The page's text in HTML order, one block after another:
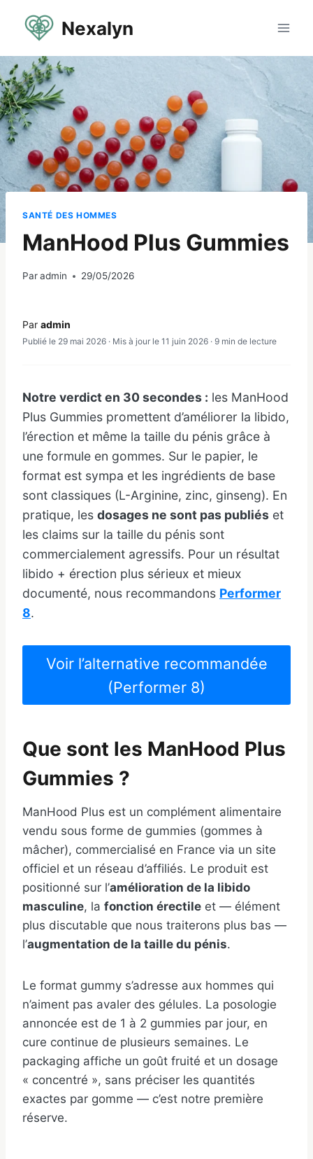
Nexalyn
SANTÉ DES HOMMES
ManHood Plus Gummies
Paradmin 29/05/2026
Par admin
Publié le 29 mai 2026 · Mis à jour le 11 juin 2026 · 9 min de lecture
Notre verdict en 30 secondes : les ManHood
Plus Gummies promettent d’améliorer la libido,
l’érection et même la taille du pénis grâce à
une formule en gommes. Sur le papier, le
format est sympa et les ingrédients de base
sont classiques (L-Arginine, zinc, ginseng). En
pratique, les dosages ne sont pas publiés et
les claims sur la taille du pénis sont
commercialement agressifs. Pour un résultat
libido + érection plus sérieux et mieux
documenté, nous recommandons Performer
8.
Voir l’alternative recommandée
(Performer 8)
Que sont les ManHood Plus
Gummies ?
ManHood Plus est un complément alimentaire
vendu sous forme de gummies (gommes à
mâcher), commercialisé en France via un site
officiel et un réseau d’affiliés. Le produit est
positionné sur l’amélioration de la libido
masculine, la fonction érectile et — élément
plus discutable que nous traiterons plus bas —
l’augmentation de la taille du pénis.
Le format gummy s’adresse aux hommes qui
n’aiment pas avaler des gélules. La posologie
annoncée est de 1 à 2 gummies par jour, en
cure continue de plusieurs semaines. Le
packaging affiche un goût fruité et un dosage
« concentré », sans préciser les quantités
exactes par gomme — c’est notre première
réserve.